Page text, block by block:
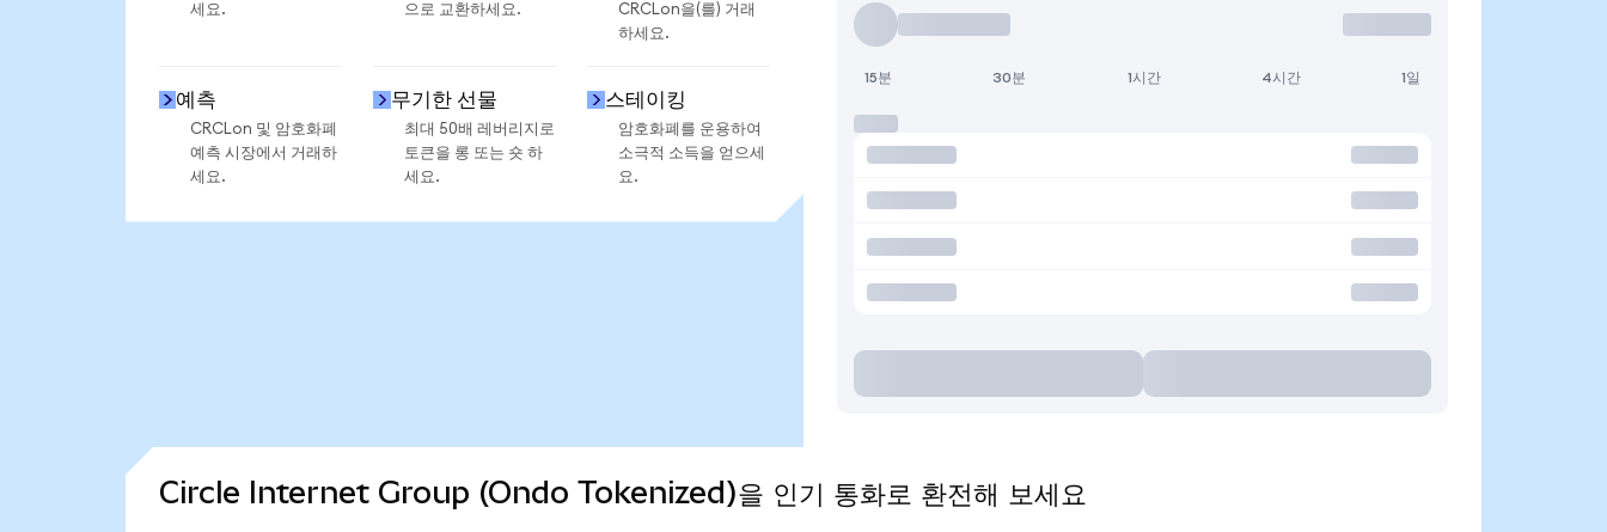
세요.
으로 교환하세요.
CRCLon을(를) 거래
하세요.
예측
CRCLon 및 암호화폐
예측 시장에서 거래하
세요.
무기한 선물
최대 50배 레버리지로
토큰을 롱 또는 숏 하
세요.
스테이킹
암호화폐를 운용하여
소극적 소득을 얻으세
요.
15분 30분 1시간 4시간 1일
Circle Internet Group (Ondo Tokenized)을 인기 통화로 환전해 보세요